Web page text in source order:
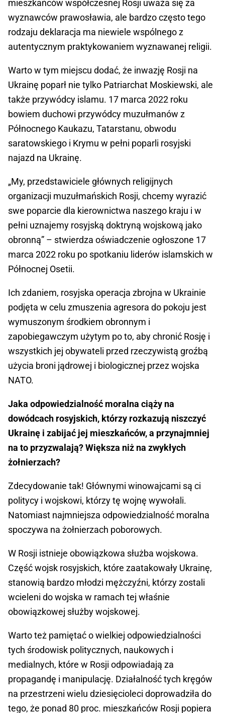
mieszkańców współczesnej Rosji uważa się za
wyznawców prawosławia, ale bardzo często tego
rodzaju deklaracja ma niewiele wspólnego z
autentycznym praktykowaniem wyznawanej religii.
Warto w tym miejscu dodać, że inwazję Rosji na
Ukrainę poparł nie tylko Patriarchat Moskiewski, ale
także przywódcy islamu. 17 marca 2022 roku
bowiem duchowi przywódcy muzułmanów z
Północnego Kaukazu, Tatarstanu, obwodu
saratowskiego i Krymu w pełni poparli rosyjski
najazd na Ukrainę.
„My, przedstawiciele głównych religijnych
organizacji muzułmańskich Rosji, chcemy wyrazić
swe poparcie dla kierownictwa naszego kraju i w
pełni uznajemy rosyjską doktryną wojskową jako
obronną” – stwierdza oświadczenie ogłoszone 17
marca 2022 roku po spotkaniu liderów islamskich w
Północnej Osetii.
Ich zdaniem, rosyjska operacja zbrojna w Ukrainie
podjęta w celu zmuszenia agresora do pokoju jest
wymuszonym środkiem obronnym i
zapobiegawczym użytym po to, aby chronić Rosję i
wszystkich jej obywateli przed rzeczywistą groźbą
użycia broni jądrowej i biologicznej przez wojska
NATO.
Jaka odpowiedzialność moralna ciąży na
dowódcach rosyjskich, którzy rozkazują niszczyć
Ukrainę i zabijać jej mieszkańców, a przynajmniej
na to przyzwalają? Większa niż na zwykłych
żołnierzach?
Zdecydowanie tak! Głównymi winowajcami są ci
politycy i wojskowi, którzy tę wojnę wywołali.
Natomiast najmniejsza odpowiedzialność moralna
spoczywa na żołnierzach poborowych.
W Rosji istnieje obowiązkowa służba wojskowa.
Część wojsk rosyjskich, które zaatakowały Ukrainę,
stanowią bardzo młodzi mężczyźni, którzy zostali
wcieleni do wojska w ramach tej właśnie
obowiązkowej służby wojskowej.
Warto też pamiętać o wielkiej odpowiedzialności
tych środowisk politycznych, naukowych i
medialnych, które w Rosji odpowiadają za
propagandę i manipulację. Działalność tych kręgów
na przestrzeni wielu dziesięcioleci doprowadziła do
tego, że ponad 80 proc. mieszkańców Rosji popiera